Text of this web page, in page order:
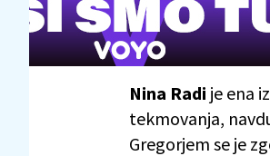
Nina Radi je ena
tekmovanja,
Gregorjem se je